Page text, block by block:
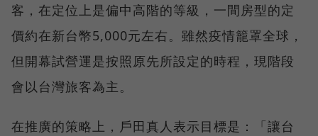
客，在定位上是偏中高階的等級，一間房型的定
價約在新台幣5,000元左右。雖然疫情籠罩全球，
但開幕試營運是按照原先所設定的時程，現階段
會以台灣旅客為主。
在推廣的策略上，戶田真人表示目標是：「讓台